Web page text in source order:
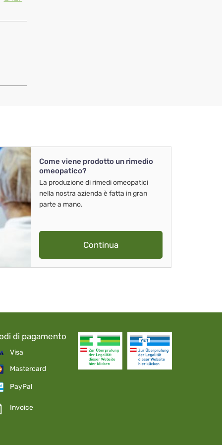
Come viene prodotto un rimedio
omeopatico?
La produzione di rimedi omeopatici
nella nostra azienda è fatta in gran
parte a mano.
Continua
di pagamento
Visa
Mastercard
PayPal
Invoice